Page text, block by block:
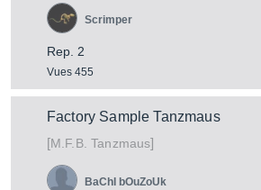
Rep. 2
Vues 455
Scrimper
Factory Sample Tanzmaus
[M.F.B. Tanzmaus]
BaChI bOuZoUk